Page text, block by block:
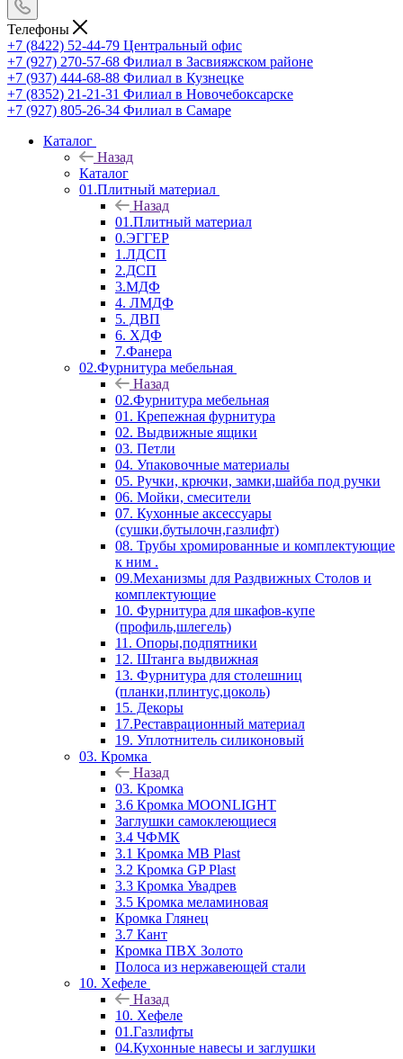
Телефоны
+7 (8422) 52-44-79 Центральный офис
+7 (927) 270-57-68 Филиал в Засвияжском районе
+7 (937) 444-68-88 Филиал в Кузнецке
+7 (8352) 21-21-31 Филиал в Новочебоксарске
+7 (927) 805-26-34 Филиал в Самаре
Каталог
Назад
Каталог
01.Плитный материал
Назад
01.Плитный материал
0.ЭГГЕР
1.ЛДСП
2.ДСП
3.МДФ
4. ЛМДФ
5. ДВП
6. ХДФ
7.Фанера
02.Фурнитура мебельная
Назад
02.Фурнитура мебельная
01. Крепежная фурнитура
02. Выдвижные ящики
03. Петли
04. Упаковочные материалы
05. Ручки, крючки, замки,шайба под ручки
06. Мойки, смесители
07. Кухонные аксессуары
(сушки,бутылочн,газлифт)
08. Трубы хромированные и комплектующие
к ним .
09.Механизмы для Раздвижных Столов и
комплектующие
10. Фурнитура для шкафов-купе
(профиль,шлегель)
11. Опоры,подпятники
12. Штанга выдвижная
13. Фурнитура для столешниц
(планки,плинтус,цоколь)
15. Декоры
17.Реставрационный материал
19. Уплотнитель силиконовый
03. Кромка
Назад
03. Кромка
3.6 Кромка MOONLIGHT
Заглушки самоклеющиеся
3.4 ЧФМК
3.1 Кромка MB Plast
3.2 Кромка GP Plast
3.3 Кромка Увадрев
3.5 Кромка меламиновая
Кромка Глянец
3.7 Кант
Кромка ПВХ Золото
Полоса из нержавеющей стали
10. Хефеле
Назад
10. Хефеле
01.Газлифты
04.Кухонные навесы и заглушки